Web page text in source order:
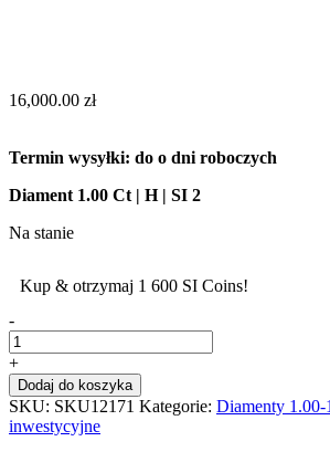
16,000.00 zł
Termin wysyłki: do o dni roboczych
Diament 1.00 Ct | H | SI 2
Na stanie
Kup & otrzymaj 1 600 SI Coins!
-
+
Dodaj do koszyka
SKU: SKU12171 Kategorie: Diamenty 1.00-
inwestycyjne